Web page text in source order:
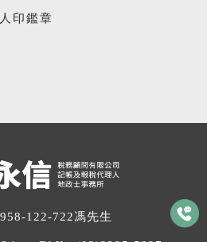
印鑑章
122-722馮先生